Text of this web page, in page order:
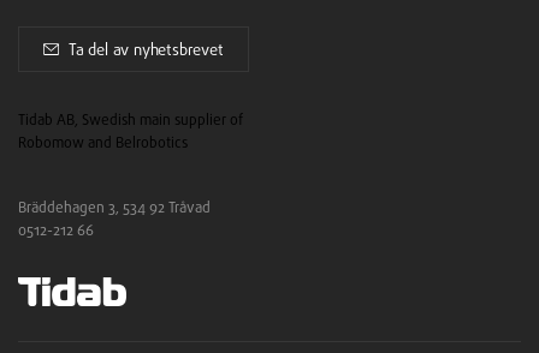
Ta del av nyhetsbrevet
Tidab AB, Swedish main supplier of
Robomow and Belrobotics
Bräddehagen 3, 534 92 Tråvad
0512-212 66